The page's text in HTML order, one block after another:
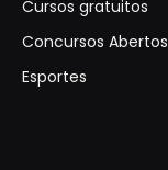
Cursos gratuitos
Concursos Abertos
Esportes